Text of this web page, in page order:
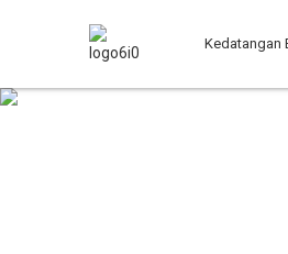
Kedatangan